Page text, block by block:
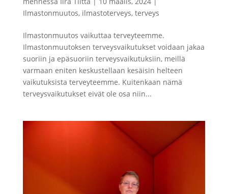
Ilmastonmuutos, ilmastoterveys, terveys
Ilmastonmuutos vaikuttaa terveyteemme.
Ilmastonmuutoksen terveysvaikutukset voidaan jakaa
suoriin ja epäsuoriin terveysvaikutuksiin, meillä
varmaan eniten keskustellaan kesäisin helteen
vaikutuksista terveyteemme. Kuitenkaan nämä
terveysvaikutukset eivät ole osa niin...